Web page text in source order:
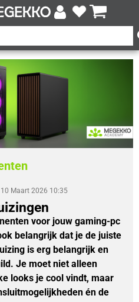
10 Maart 2026 10:35
voor jouw gaming-pc
belangrijk dat je de juiste
is erg belangrijk en
Je moet niet alleen
looks je cool vindt, maar
én de